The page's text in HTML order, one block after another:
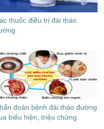
thuốc điều trị đái tháo
đoán bệnh đái tháo đường
biểu hiện, triệu chứng